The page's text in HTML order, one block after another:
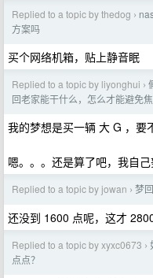
Replied to a topic by thedog ›
方案吗
买个网络机箱，贴上静音眠
Replied to a topic by liyonghui ›
回老家能干什么，怎么才能避免焦
我的梦想是买一辆 大 G ，要
嗯。。。还是算了吧，我自己
Replied to a topic by jowan › 梦
还没到 1600 点呢，这才
Replied to a topic by xyxc0673 ›
点点？